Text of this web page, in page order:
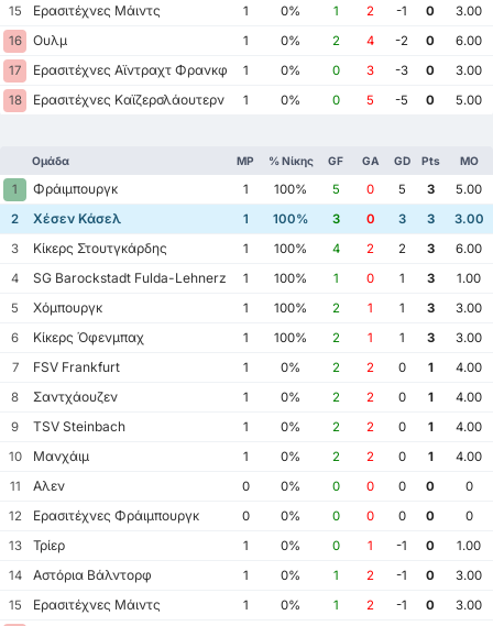
15
Ερασιτέχνες Μάιντς 1 0% 1 2 -1 0
3.00
16
Ουλμ 1 0% 2 4 -2 0
6.00
17
Ερασιτέχνες Αϊντραχτ Φρανκφούρτης
1 0% 0 3 -3 0
3.00
18
Ερασιτέχνες Καϊζερσλάουτερν 1 0% 0 5 -5 0 5.00
Ομάδα MP % Νίκης GF GA GD Pts ΜΟ
1 Φράιμπουργκ 1 100% 5 0 5 3
5.00
2
Χέσεν Κάσελ 1 100% 3 0 3 3
3.00
3
Κίκερς Στουτγκάρδης 1 100% 4 2 2 3
6.00
4
SG Barockstadt Fulda-Lehnerz 1 100% 1 0 1 3
1.00
5
Χόμπουργκ 1 100% 2 1 1 3
3.00
6
Κίκερς Όφενμπαχ 1 100% 2 1 1 3
3.00
7
FSV Frankfurt 1 0% 2 2 0 1
4.00
8
Σαντχάουζεν 1 0% 2 2 0 1
4.00
9
TSV Steinbach 1 0% 2 2 0 1
4.00
10
Μανχάιμ 1 0% 2 2 0 1
4.00
11
Αλεν 0 0% 0 0 0 0
0
12
Ερασιτέχνες Φράιμπουργκ 0 0% 0 0 0 0
0
13
Τρίερ 1 0% 0 1 -1 0
1.00
14
Αστόρια Βάλντορφ 1 0% 1 2 -1 0
3.00
15
Ερασιτέχνες Μάιντς 1 0% 1 2 -1 0
3.00